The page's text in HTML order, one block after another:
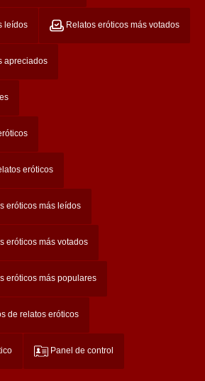
leídos Relatos eróticos más votados
apreciados
eróticos
eróticos más leídos
eróticos más votados
eróticos más populares
de relatos eróticos
Panel de control